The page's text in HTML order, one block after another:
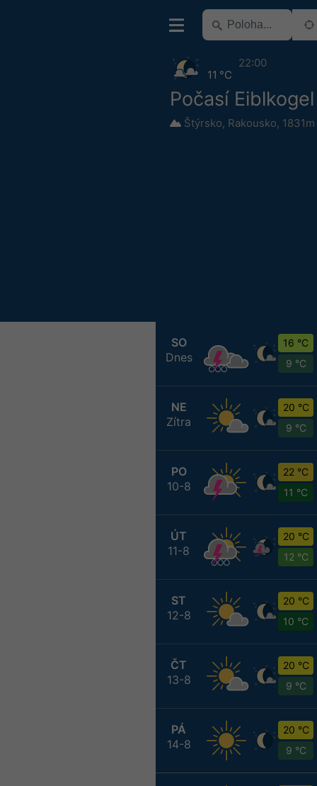
Počasí Eiblkogel
Štýrsko, Rakousko,
11 °C
22:00
SO
Dnes
16 °C
9 °C
NE
Zítra
20 °C
9 °C
PO
10-8
22 °C
11 °C
ÚT
11-8
20 °C
12 °C
ST
12-8
20 °C
10 °C
ČT
13-8
20 °C
9 °C
PÁ
14-8
20 °C
9 °C